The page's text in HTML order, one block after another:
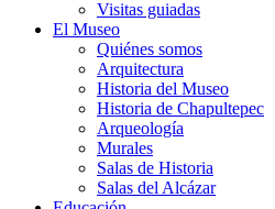
Visitas guiadas
El Museo
Quiénes somos
Arquitectura
Historia del Museo
Historia de Chapultepec
Arqueología
Murales
Salas de Historia
Salas del Alcázar